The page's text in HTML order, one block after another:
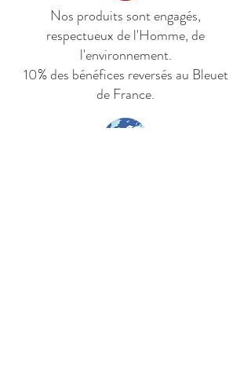
Nos produits sont engagés,
respectueux de l'Homme, de
l'environnement.
10% des bénéfices reversés au Bleuet
de France.